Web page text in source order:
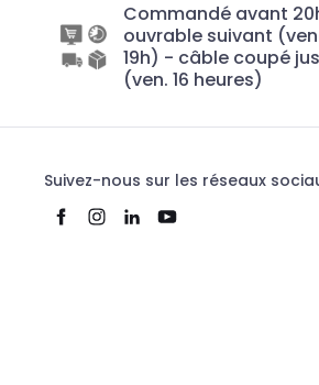
Commandé avant
ouvrable suivant
19h) - câble coupé
(ven. 16 heures)
Suivez-nous sur les réseaux